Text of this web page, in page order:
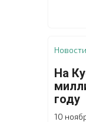
Новости
На
году
10